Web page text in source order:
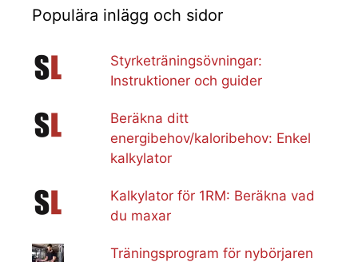
Populära inlägg och sidor
Styrketräningsövningar:
Instruktioner och guider
Beräkna ditt
energibehov/kaloribehov: Enkel
kalkylator
Kalkylator för 1RM: Beräkna vad
du maxar
Träningsprogram för nybörjaren